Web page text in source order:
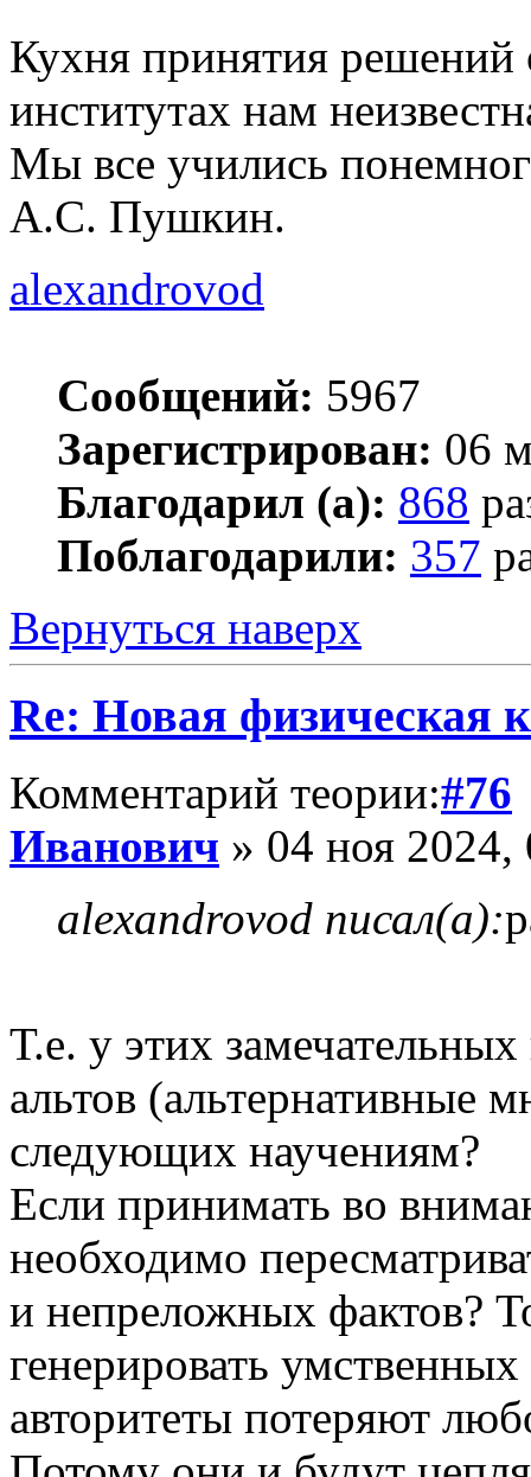
Кухня принятия решений
институтах нам
Мы все учились
А.С. Пушкин.
alexandrovod
Сообщений: 5967
Зарегистрирован: 06
Благодарил (а): 868
Поблагодарили: 357
Вернуться наверх
Re: Новая физическая
Комментарий теории:#76
Иванович » 04 ноя 2024,
alexandrovod писал(а):
Т.е. у этих
альтов (альтернативные
следующих научениям?
Если принимать во
необходимо
и непреложных фактов?
генерировать
авторитеты потеряют